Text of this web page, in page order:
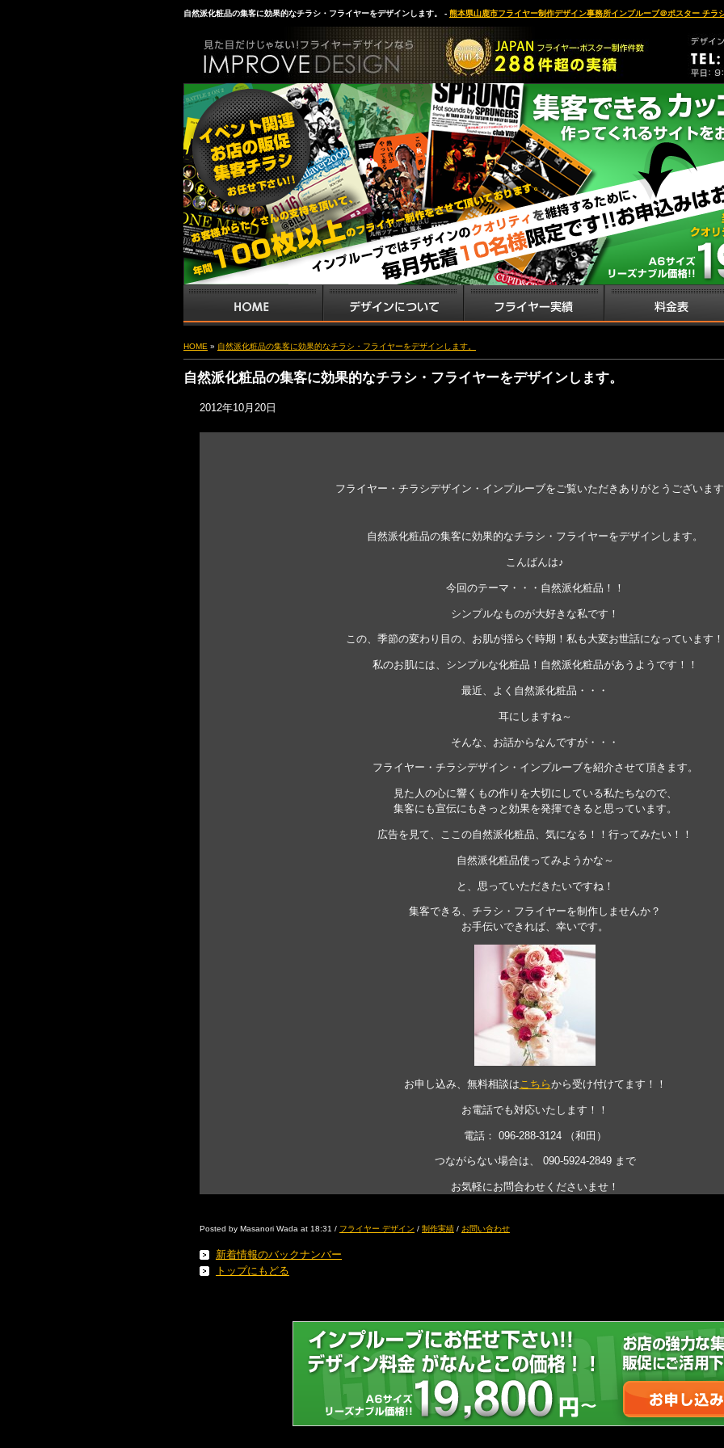
自然派化粧品の集客に効果的なチラシ・フライヤーをデザインします。 - 熊本県山鹿市フライヤー制作デザイン事務所インプルーブ＠ポスター チラ
HOME » 自然派化粧品の集客に効果的なチラシ・フライヤーをデザインします。
自然派化粧品の集客に効果的なチラシ・フライヤーをデザインします。
2012年10月20日
フライヤー・チラシデザイン・インプルーブをご覧いただきありがとうございま
自然派化粧品の集客に効果的なチラシ・フライヤーをデザインします。
こんばんは♪
今回のテーマ・・・自然派化粧品！！
シンプルなものが大好きな私です！
この、季節の変わり目の、お肌が揺らぐ時期！私も大変お世話になっています！
私のお肌には、シンプルな化粧品！自然派化粧品があうようです！！
最近、よく自然派化粧品・・・
耳にしますね～
そんな、お話からなんですが・・・
フライヤー・チラシデザイン・インプルーブを紹介させて頂きます。
見た人の心に響くもの作りを大切にしている私たちなので、
集客にも宣伝にもきっと効果を発揮できると思っています。
広告を見て、ここの自然派化粧品、気になる！！行ってみたい！！
自然派化粧品使ってみようかな～
と、思っていただきたいですね！
集客できる、チラシ・フライヤーを制作しませんか？
お手伝いできれば、幸いです。
お申し込み、無料相談は こちらから受け付けてます！！
お電話でも対応いたします！！
電話： 096-288-3124 （和田）
つながらない場合は、 090-5924-2849 まで
お気軽にお問合わせくださいませ！
Posted by Masanori Wada at 18:31 / フライヤー デザイン / 制作実績 / お問い合わせ
新着情報のバックナンバー
トップにもどる